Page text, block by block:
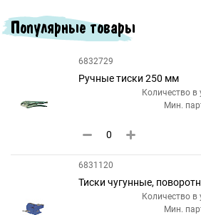
Популярные товары
6832729
Ручные тиски 250 мм
Количество в
Мин.
6831120
Тиски чугунные,
Количество в
Мин.